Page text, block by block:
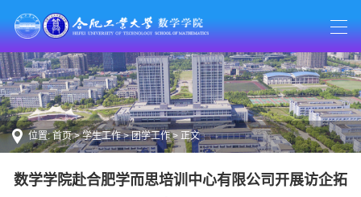
位置:首页>学生工作>团学工作> 正文
数学学院赴合肥学而思培训中心有限公司开展访企拓